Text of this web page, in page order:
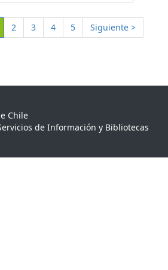
(Actual)
2 3 4 5
Siguiente >
Chile
de Información y Bibliotecas